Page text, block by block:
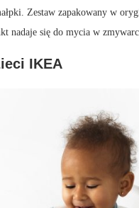
Zestaw zapakowany w
nadaje się do mycia w
IKEA